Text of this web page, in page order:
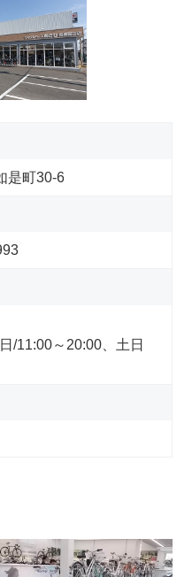
方
リ
是町30-6
/11:00～20:00、土日